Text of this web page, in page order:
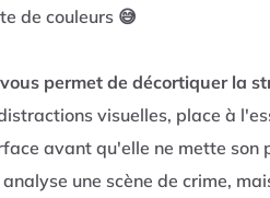
de couleurs 😅
permet de décortiquer la
visuelles, place à
avant qu'elle ne mette son
une scène de crime,